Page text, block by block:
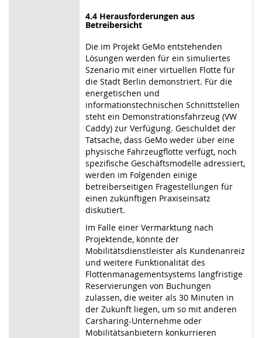
4.4 Herausforderungen aus
Betreibersicht
Die im Projekt GeMo entstehenden
Lösungen werden für ein simuliertes
Szenario mit einer virtuellen Flotte für
die Stadt Berlin demonstriert. Für die
energetischen und
informationstechnischen Schnittstellen
steht ein Demonstrationsfahrzeug (VW
Caddy) zur Verfügung. Geschuldet der
Tatsache, dass GeMo weder über eine
physische Fahrzeugflotte verfügt, noch
spezifische Geschäftsmodelle adressiert,
werden im Folgenden einige
betreiberseitigen Fragestellungen für
einen zukünftigen Praxiseinsatz
diskutiert.
Im Falle einer Vermarktung nach
Projektende, könnte der
Mobilitätsdienstleister als Kundenanreiz
und weitere Funktionalität des
Flottenmanagementsystems langfristige
Reservierungen von Buchungen
zulassen, die weiter als 30 Minuten in
der Zukunft liegen, um so mit anderen
Carsharing-Unternehme oder
Mobilitätsanbietern konkurrieren